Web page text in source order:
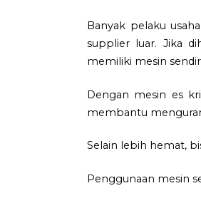
Banyak pelaku
supplier luar. Jika
memiliki mesin
Dengan mesin es
membantu
Selain lebih hemat,
Penggunaan mesin